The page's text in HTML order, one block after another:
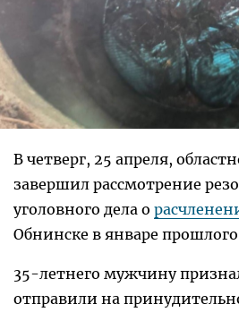
В четверг, 25 апреля,
завершил рассмотрение
уголовного дела о
Обнинске в январе прошлого
35-летнего мужчину
отправили на